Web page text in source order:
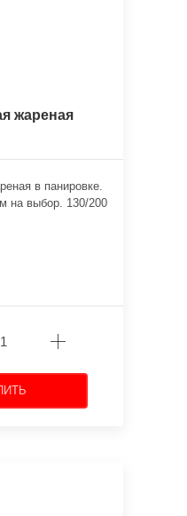
жареная
в панировке.
на выбор. 130/200